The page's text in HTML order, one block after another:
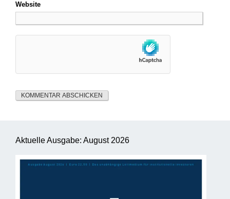
Website
Aktuelle Ausgabe: August 2026